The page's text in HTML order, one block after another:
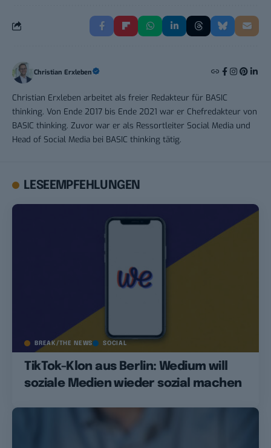
Christian Erxleben
Christian Erxleben arbeitet als freier Redakteur für BASIC
thinking. Von Ende 2017 bis Ende 2021 war er Chefredakteur von
BASIC thinking. Zuvor war er als Ressortleiter Social Media und
Head of Social Media bei BASIC thinking tätig.
LESEEMPFEHLUNGEN
BREAK/THE NEWS SOCIAL
TikTok-Klon aus Berlin: Wedium will
soziale Medien wieder sozial machen